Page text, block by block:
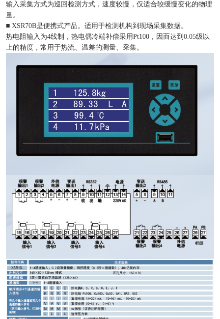
输入采集方式为巡回检测方式，速度较慢，仅适合较缓慢变化的物理
量。
■ XSR70B是便携式产品。适用于检测机构到现场采集数据。
热电阻输入为4线制，热电偶冷端补偿采用Pt100，因而达到0.05级以
上的精度，常用于热流、温差的测量、采集。